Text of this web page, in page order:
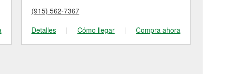
(915) 562-7367
Detalles
| Cómo llegar | Compra ahora